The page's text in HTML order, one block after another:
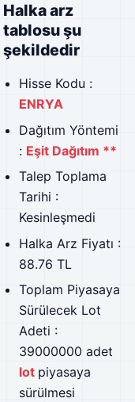
Halka arz
tablosu şu
şekildedir
Hisse Kodu :
ENRYA
Dağıtım Yöntemi
: Eşit Dağıtım **
Talep Toplama
Tarihi :
Kesinleşmedi
Halka Arz Fiyatı :
88.76 TL
Toplam Piyasaya
Sürülecek Lot
Adeti :
39000000 adet
lot piyasaya
sürülmesi